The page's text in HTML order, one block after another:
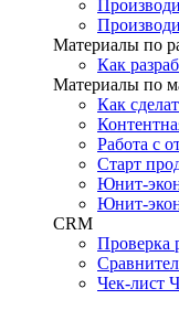
Материалы по
Как
Материалы по
Как
Работа с
Старт
Юнит-
Юнит-
CRM
Проверка
Чек-лист